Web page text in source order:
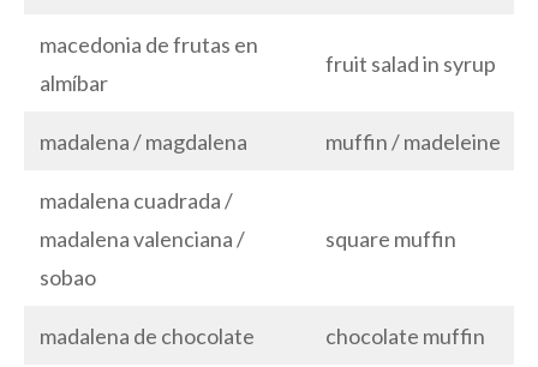
macedonia de frutas en
almíbar
fruit salad in syrup
madalena / magdalena muffin / madeleine
madalena cuadrada /
madalena valenciana /
sobao
square muffin
madalena de chocolate chocolate muffin